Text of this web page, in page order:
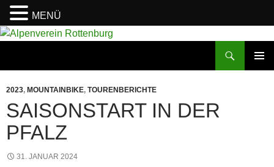
Zum
2023, MOUNTAINBIKE, TOURENBERICHTE
SAISONSTART IN DER
PFALZ
31. JANUAR 2024
MENÜ